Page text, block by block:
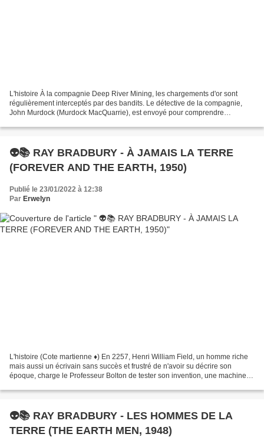
L'histoire À la compagnie Deep River Mining, les chargements d'or sont
régulièrement interceptés par des bandits. Le détective de la compagnie,
John Murdock (Murdock MacQuarrie), est envoyé pour comprendre
👽📚 RAY BRADBURY - À JAMAIS LA TERRE
(FOREVER AND THE EARTH, 1950)
Publié le 23/01/2022 à 12:38
Par Erwelyn
L'histoire (Cote martienne ♦) En 2257, Henri William Field, un homme riche
mais aussi un écrivain sans succès et frustré de n'avoir su décrire son
époque, charge le Professeur Bolton de tester son invention, une machine à
👽📚 RAY BRADBURY - LES HOMMES DE LA
TERRE (THE EARTH MEN, 1948)